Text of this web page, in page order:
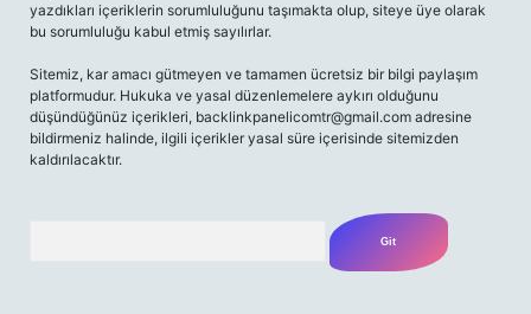
yazdıkları içeriklerin sorumluluğunu taşımakta olup, siteye üye olarak
bu sorumluluğu kabul etmiş sayılırlar.
Sitemiz, kar amacı gütmeyen ve tamamen ücretsiz bir bilgi paylaşım
platformudur. Hukuka ve yasal düzenlemelere aykırı olduğunu
düşündüğünüz içerikleri, backlinkpanelicomtr@gmail.com adresine
bildirmeniz halinde, ilgili içerikler yasal süre içerisinde sitemizden
kaldırılacaktır.